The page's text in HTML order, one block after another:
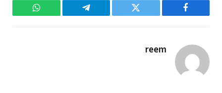
فيسبوك تويتر تيلقرام واتساب
reem